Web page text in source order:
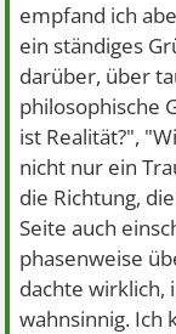
empfand ich
ein ständiges
darüber, über
philosophische
ist Realität?",
nicht nur ein
die Richtung,
Seite auch
phasenweise
dachte wirklich,
wahnsinnig. Ich